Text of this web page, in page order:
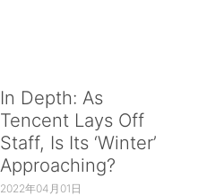
In Depth: As
Tencent Lays Off
Staff, Is Its ‘Winter’
Approaching?
2022年04月01日